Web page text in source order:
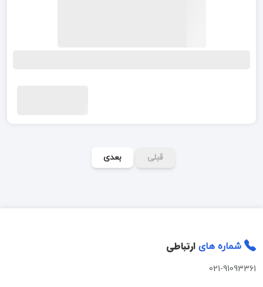
قبلی بعدی
شماره های ارتباطی
021-91093361